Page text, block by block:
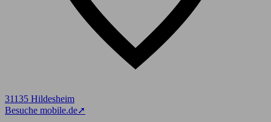
31135 Hildesheim
Besuche mobile.de➚